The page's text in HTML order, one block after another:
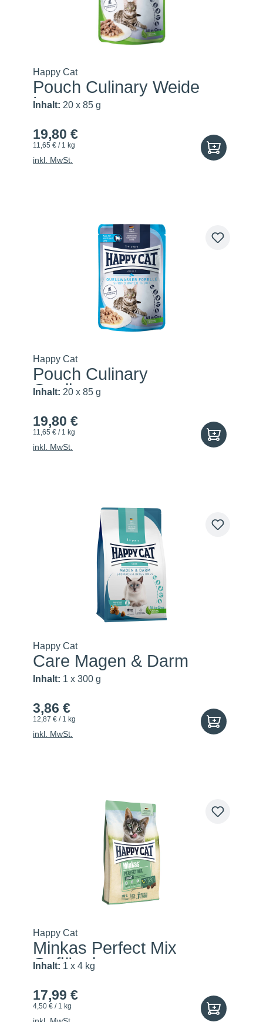
Happy Cat
Pouch Culinary Weide
Lamm
Inhalt: 20 x 85 g
19,80 €
11,65 € / 1 kg
inkl. MwSt.
Happy Cat
Pouch Culinary
Quellwasser-...
Inhalt: 20 x 85 g
19,80 €
11,65 € / 1 kg
inkl. MwSt.
Happy Cat
Care Magen & Darm
Inhalt: 1 x 300 g
3,86 €
12,87 € / 1 kg
inkl. MwSt.
Happy Cat
Minkas Perfect Mix
Geflügel...
Inhalt: 1 x 4 kg
17,99 €
4,50 € / 1 kg